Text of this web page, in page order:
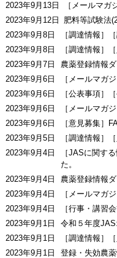
2023年9月13日 ［メールマ
2023年9月12日 肥料等試験法
2023年9月8日 ［調達情報］
2023年9月8日 ［調達情報］
2023年9月7日 農薬登録情報
2023年9月6日 ［メールマガ
2023年9月6日 ［公表事項］
2023年9月6日 ［メールマガ
2023年9月6日 ［意見募集］
2023年9月5日 ［調達情報］
2023年9月4日
［JASに関す
た。
2023年9月4日 農薬登録情報
2023年9月4日 ［メールマガ
2023年9月4日 ［行事・講習
2023年9月1日 令和５年度
2023年9月1日 ［調達情報］
2023年9月1日 登録・失効農